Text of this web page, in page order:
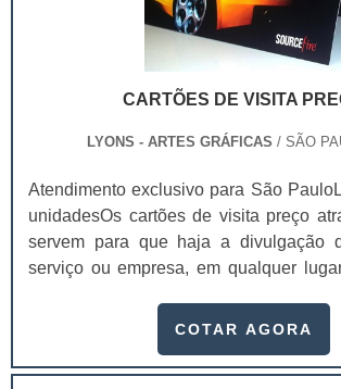
CARTÕES DE VISITA
LYONS - ARTES GRÁFICAS / SÃO
Atendimento exclusivo para São
unidadesOs cartões de visita preço
servem para que haja a divulgação
serviço ou empresa, em qualquer
segmento em um único lugar. É
faça contatos.Atualmente, o networking
COTAR AGORA